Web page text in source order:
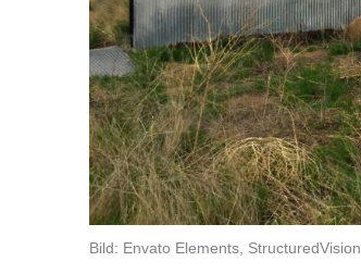
Bild: Envato Elements, StructuredVision